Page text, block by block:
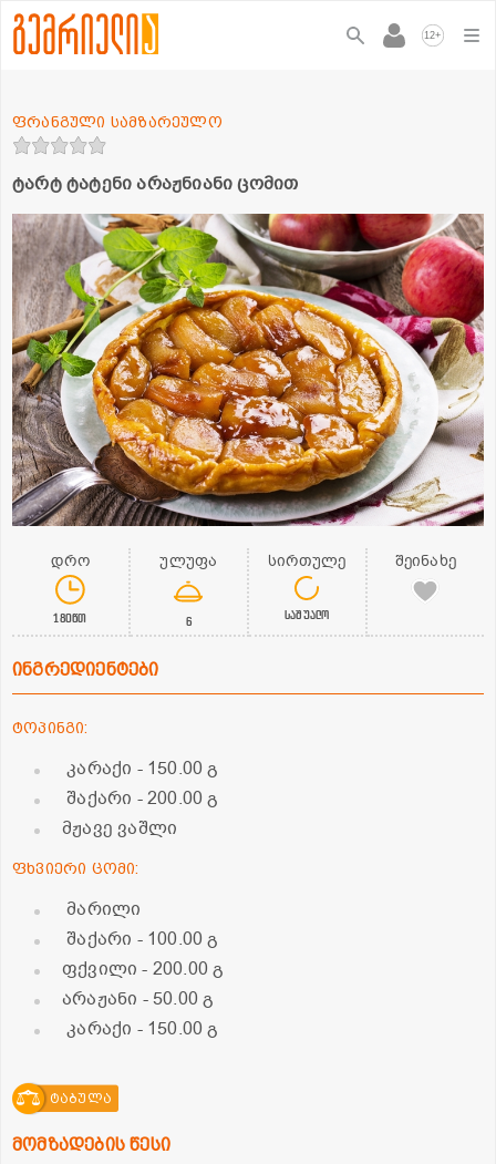
12+
ტარტ ტატენი არაჟნიანი ცომით
ფრანგული სამზარეულო
დრო
180წთ
ულუფა
6
სირთულე
საშუალო
შეინახე
ინგრედიენტები
ტოპინგი:
კარაქი - 150.00 გ
შაქარი - 200.00 გ
მჟავე ვაშლი
ფხვიერი ცომი:
მარილი
შაქარი - 100.00 გ
ფქვილი- 200.00 გ
არაჟანი - 50.00 გ
კარაქი - 150.00 გ
ტაბულა
მომზადების წესი